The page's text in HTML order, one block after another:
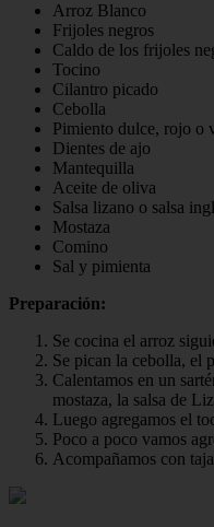
Arroz Blanco
Frijoles negros
Caldo de los frijoles
Tocino
Cilantro picado
Cebolla
Pimiento dulce, rojo o
Dientes de ajo
Mantequilla
Aceite de oliva
Salsa lizano o salsa
Mostaza
Comino
Sal y pimienta
Preparación:
Se cocina el arroz
Se pican la cebolla, el
Calentamos en un
mostaza, la salsa de
Luego agregamos el
Poco a poco vamos
Acompañamos con